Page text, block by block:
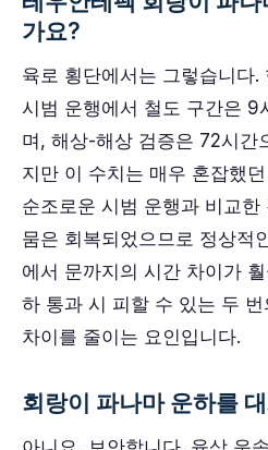
가요?
육로 횡단에서는 그렇습니다
시범 운행에서 철도 구간은 9
며, 해상-해상 검증은 72시간
지만 이 수치는 매우 혼잡했
순조로운 시범 운행과 비교
뭄은 회복되었으므로 정상적
에서 문까지의 시간 차이가
하 통과 시 피할 수 있는 두
차이를 줄이는 요인입니다.
회랑이 파나마 운하를